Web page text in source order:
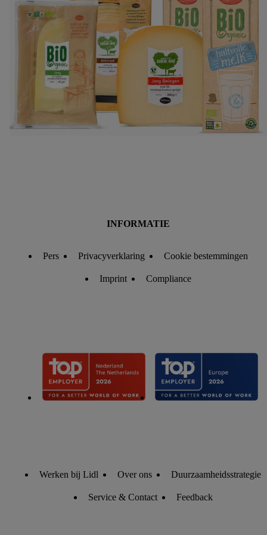
INFORMATIE
Pers Privacyverklaring Cookie bestemmingen
Imprint Compliance
Werken bij Lidl Over ons Duurzaamheidsstrategie
Service & Contact Feedback
diensten worden weergegeven, als verschillende
eindapparaten en Lidl-diensten, met behulp van jouw gehashte
e-mailadres en met eventuele andere identifiers of met
identifiers waarover Criteo S.A. beschikt, aan jou kunnen
worden toegewezen.
Onder "Aanpassen" kun je aangeven met welke cookies en
vergelijkbare technieken en met welke verwerkingsdoeleinden
je instemt. Verder kan je er meer informatie vinden over de
gegevensverwerking.
en je recht om jouw toestemming op elk gewenst moment in te
impressum voor de Lidl website hier.
Klikhiervoor meer